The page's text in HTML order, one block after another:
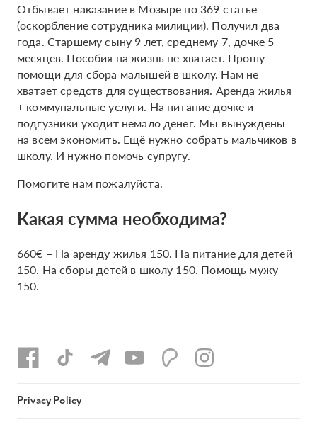
Отбывает наказание в Мозыре по 369 статье
(оскорбление сотрудника милиции). Получил два
года. Старшему сыну 9 лет, среднему 7, дочке 5
месяцев. Пособия на жизнь не хватает. Прошу
помощи для сбора малышей в школу. Нам не
хватает средств для существования. Аренда жилья
+ коммунальные услуги. На питание дочке и
подгузники уходит немало денег. Мы вынуждены
на всем экономить. Ещё нужно собрать мальчиков в
школу. И нужно помочь супругу.
Помогите нам пожалуйста.
Какая сумма необходима?
660€ – На аренду жилья 150. На питание для детей
150. На сборы детей в школу 150. Помощь мужу
150.
Privacy Policy